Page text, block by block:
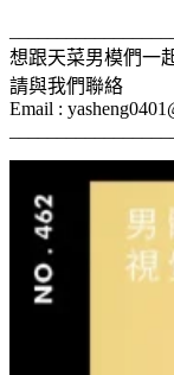
想跟天菜男模們一
請與我們聯絡
Email :